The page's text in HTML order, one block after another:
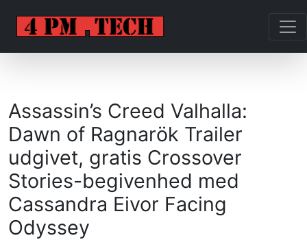
Assassin’s Creed Valhalla:
Dawn of Ragnarök Trailer
udgivet, gratis Crossover
Stories-begivenhed med
Cassandra Eivor Facing
Odyssey